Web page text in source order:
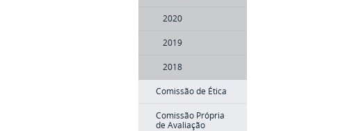
2020
2019
2018
Comissão de Ética
Comissão Própria
de Avaliação